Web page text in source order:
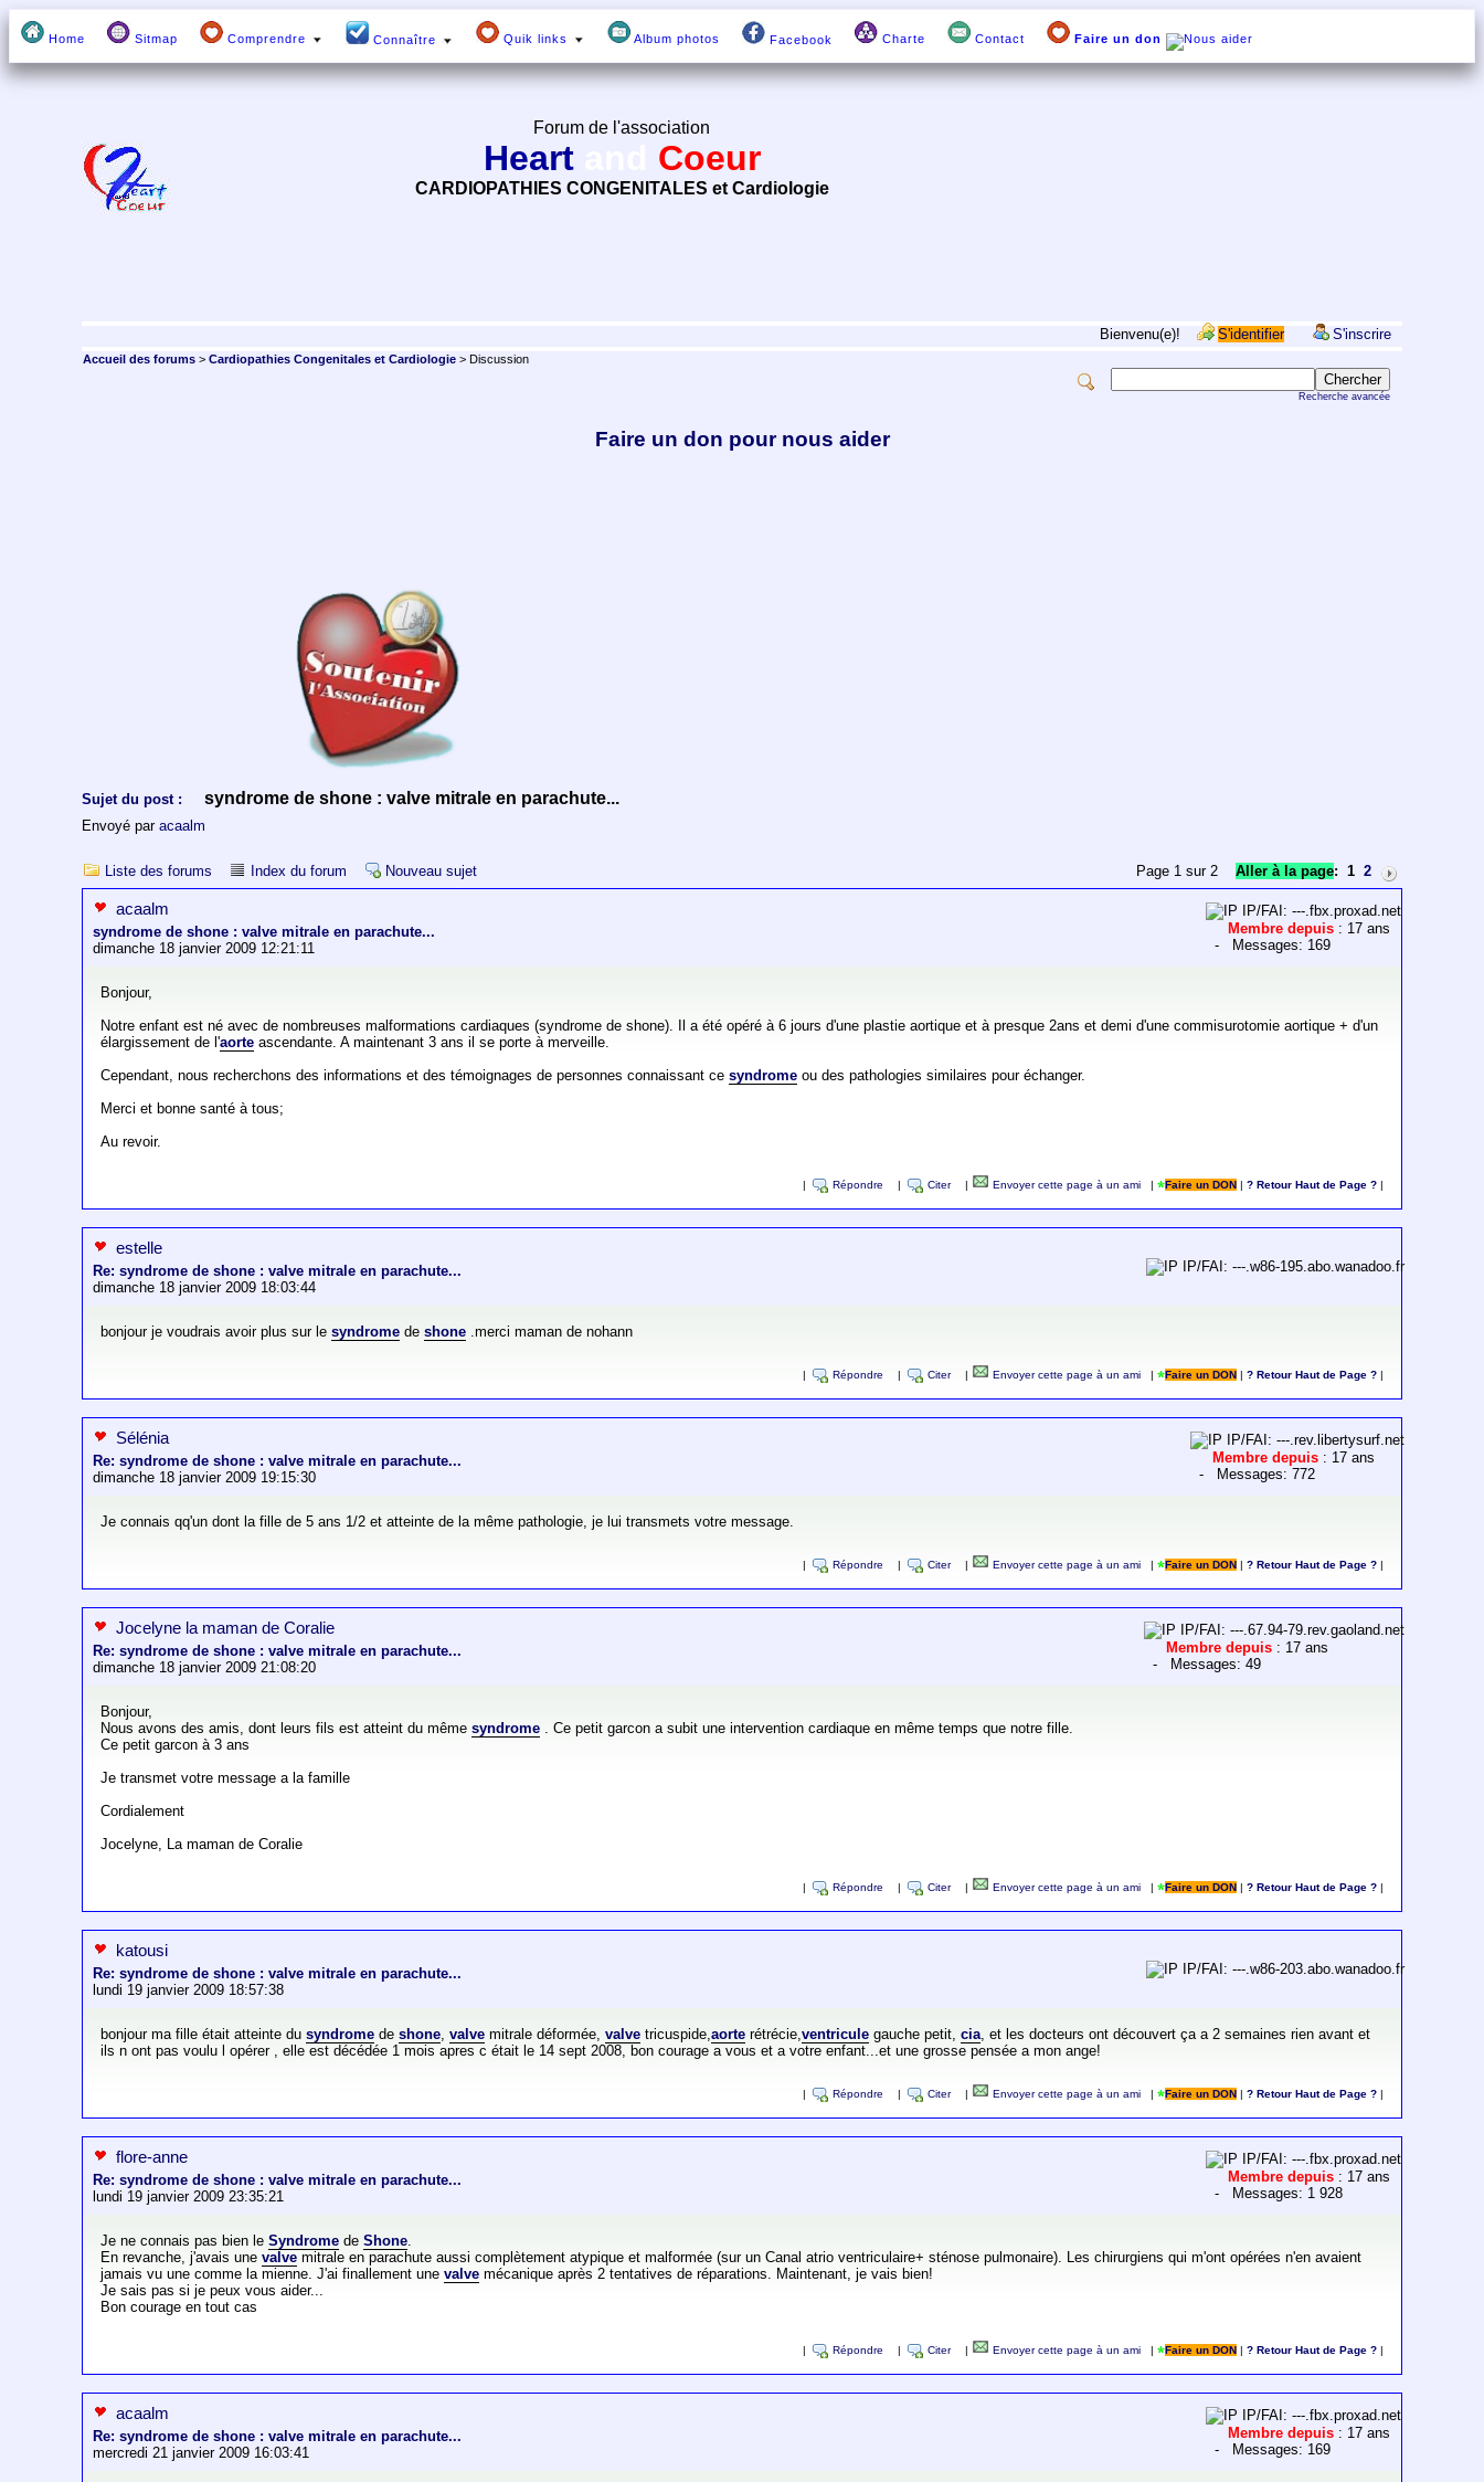
Home Sitmap Comprendre Connaître Quik links Album photos Facebook Charte Contact Faire un don
Forum de l'association
Heart Coeur
CARDIOPATHIES CONGENITALES et Cardiologie
Bienvenu(e)! S'identifier S'inscrire
Accueil des forums >Cardiopathies Congenitales et Cardiologie > Discussion
Recherche avancée
Faire un don pour nous aider
Sujet du post : syndrome de shone : valve mitrale en parachute...
Envoyé paracaalm
Liste des forums Index du forum Nouveau sujet Page 1 sur 2 Aller à la page: 1 2
acaalm
syndrome de shone : valve mitrale en parachute...
dimanche 18 janvier 2009 12:21:11
IP/FAI: ---.fbx.proxad.net
Membre depuis : 17 ans
- Messages: 169
Bonjour,
Notre enfant est né avec de nombreuses malformations cardiaques (syndrome de shone). Il a été opéré à 6 jours d'une plastie aortique et à presque 2ans et demi d'une commisurotomie aortique + d'un
élargissement de l'aorte ascendante. A maintenant 3 ans il se porte à merveille.
Cependant, nous recherchons des informations et des témoignages de personnes connaissant cesyndrome ou des pathologies similaires pour échanger.
Merci et bonne santé à tous;
Au revoir.
Répondre Citer Envoyer cette page à un ami| Faire un DON ? Retour Haut de Page ?|
estelle
Re: syndrome de shone : valve mitrale en parachute...
dimanche 18 janvier 2009 18:03:44
IP/FAI: ---.w86-195.abo.wanadoo.fr
bonjour je voudrais avoir plus sur lesyndrome deshone .merci maman de nohann
Répondre Citer Envoyer cette page à un ami| Faire un DON ? Retour Haut de Page ?|
Sélénia
Re: syndrome de shone : valve mitrale en parachute...
dimanche 18 janvier 2009 19:15:30
IP/FAI: ---.rev.libertysurf.net
Membre depuis : 17 ans
- Messages: 772
Je connais qq'un dont la fille de 5 ans 1/2 et atteinte de la même pathologie, je lui transmets votre message.
Répondre Citer Envoyer cette page à un ami| Faire un DON ? Retour Haut de Page ?|
Jocelyne la maman de Coralie
Re: syndrome de shone : valve mitrale en parachute...
dimanche 18 janvier 2009 21:08:20
IP/FAI: ---.67.94-79.rev.gaoland.net
Membre depuis : 17 ans
- Messages: 49
Bonjour,
Nous avons des amis, dont leurs fils est atteint du mêmesyndrome . Ce petit garcon a subit une intervention cardiaque en même temps que notre fille.
Ce petit garcon à 3 ans
Je transmet votre message a la famille
Cordialement
Jocelyne, La maman de Coralie
Répondre Citer Envoyer cette page à un ami| Faire un DON ? Retour Haut de Page ?|
katousi
Re: syndrome de shone : valve mitrale en parachute...
lundi 19 janvier 2009 18:57:38
IP/FAI: ---.w86-203.abo.wanadoo.fr
bonjour ma fille était atteinte dusyndrome deshone,valve mitrale déformée,valve tricuspide,aorte rétrécie,ventricule gauche petit,cia, et les docteurs ont découvert ça a 2 semaines rien avant et
ils n ont pas voulu l opérer , elle est décédée 1 mois apres c était le 14 sept 2008, bon courage a vous et a votre enfant...et une grosse pensée a mon ange!
Répondre Citer Envoyer cette page à un ami| Faire un DON ? Retour Haut de Page ?|
flore-anne
Re: syndrome de shone : valve mitrale en parachute...
lundi 19 janvier 2009 23:35:21
IP/FAI: ---.fbx.proxad.net
Membre depuis : 17 ans
- Messages: 1 928
Je ne connais pas bien leSyndrome deShone.
En revanche, j'avais unevalve mitrale en parachute aussi complètement atypique et malformée (sur un Canal atrio ventriculaire+ sténose pulmonaire). Les chirurgiens qui m'ont opérées n'en avaient
jamais vu une comme la mienne. J'ai finallement unevalve mécanique après 2 tentatives de réparations. Maintenant, je vais bien!
Je sais pas si je peux vous aider...
Bon courage en tout cas
Répondre Citer Envoyer cette page à un ami| Faire un DON ? Retour Haut de Page ?|
acaalm
Re: syndrome de shone : valve mitrale en parachute...
mercredi 21 janvier 2009 16:03:41
IP/FAI: ---.fbx.proxad.net
Membre depuis : 17 ans
- Messages: 169